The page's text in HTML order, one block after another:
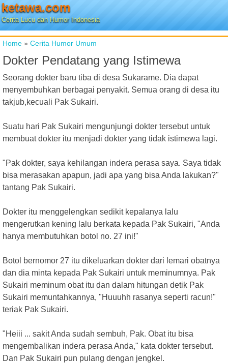
ketawa.com
Cerita Lucu dan Humor Indonesia
Home » Cerita Humor Umum
Dokter Pendatang yang Istimewa
Seorang dokter baru tiba di desa Sukarame. Dia dapat
menyembuhkan berbagai penyakit. Semua orang di desa itu
takjub,kecuali Pak Sukairi.
Suatu hari Pak Sukairi mengunjungi dokter tersebut untuk
membuat dokter itu menjadi dokter yang tidak istimewa lagi.
"Pak dokter, saya kehilangan indera perasa saya. Saya tidak
bisa merasakan apapun, jadi apa yang bisa Anda lakukan?"
tantang Pak Sukairi.
Dokter itu menggelengkan sedikit kepalanya lalu
mengerutkan kening lalu berkata kepada Pak Sukairi, "Anda
hanya membutuhkan botol no. 27 ini!"
Botol bernomor 27 itu dikeluarkan dokter dari lemari obatnya
dan dia minta kepada Pak Sukairi untuk meminumnya. Pak
Sukairi meminum obat itu dan dalam hitungan detik Pak
Sukairi memuntahkannya, "Huuuhh rasanya seperti racun!"
teriak Pak Sukairi.
"Heiii ... sakit Anda sudah sembuh, Pak. Obat itu bisa
mengembalikan indera perasa Anda," kata dokter tersebut.
Dan Pak Sukairi pun pulang dengan jengkel.